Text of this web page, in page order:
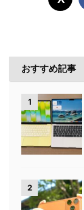
おすすめ記事
1
2